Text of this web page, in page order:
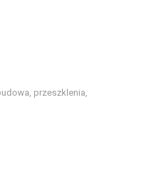
przeszklenia,